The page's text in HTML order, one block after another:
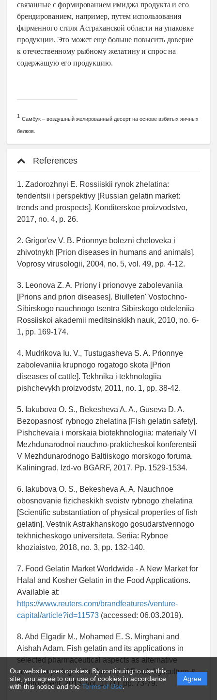
Our website uses cookies. By continuing to use this
site, you agree to our use of cookies in accordance
with this notice and theTerms of Use.
Agree
связанные с формированием имиджа продукта и его
брендированием, например, путем использования
фирменного стиля Астраханской области на упаковке
продукции. Это может еще больше повысить доверие
к отечественному рыбному желатину и спрос на
содержащую его продукцию.
1
Самбук – воздушный желированный десерт на основе взбитых яичных
белков.
References
1. Zadorozhnyi E. Rossiiskii rynok zhelatina:
tendentsii i perspektivy [Russian gelatin market:
trends and prospects]. Konditerskoe proizvodstvo,
2017, no. 4, p. 26.
2. Grigor'ev V. B. Prionnye bolezni cheloveka i
zhivotnykh [Prion diseases in humans and animals].
Voprosy virusologii, 2004, no. 5, vol. 49, pp. 4-12.
3. Leonova Z. A. Priony i prionovye zabolevaniia
[Prions and prion diseases]. Biulleten' Vostochno-
Sibirskogo nauchnogo tsentra Sibirskogo otdeleniia
Rossiiskoi akademii meditsinskikh nauk, 2010, no. 6-
1, pp. 169-174.
4. Mudrikova Iu. V., Tustugasheva S. A. Prionnye
zabolevaniia krupnogo rogatogo skota [Prion
diseases of cattle]. Tekhnika i tekhnologiia
pishchevykh proizvodstv, 2011, no. 1, pp. 38-42.
5. Iakubova O. S., Bekesheva A. A., Guseva D. A.
Bezopasnost' rybnogo zhelatina [Fish gelatin safety].
Pishchevaia i morskaia biotekhnologiia: materialy VI
Mezhdunarodnoi nauchno-prakticheskoi konferentsii
V Mezhdunarodnogo Baltiiskogo morskogo foruma.
Kaliningrad, Izd-vo BGARF, 2017. Pp. 1529-1534.
6. Iakubova O. S., Bekesheva A. A. Nauchnoe
obosnovanie fizicheskikh svoistv rybnogo zhelatina
[Scientific substantiation of physical properties of fish
gelatin]. Vestnik Astrakhanskogo gosudarstvennogo
tekhnicheskogo universiteta. Seriia: Rybnoe
khoziaistvo, 2018, no. 3, pp. 132-140.
7. Food Gelatin Market Worldwide - A New Market for
Halal and Kosher Gelatin in the Food Applications.
Available at:
https://www.reuters.com/brandfeatures/venture-
capital/article?id=11573 (accessed: 06.03.2019).
8. Abd Elgadir M., Mohamed E. S. Mirghani and
Aishah Adam. Fish gelatin and its applications in
selected pharmaceutical aspects as alternative
source to pork gelatin. Journal of Food, Agriculture &
Environment, 2013, vol. 11 (1), pp. 73-79.